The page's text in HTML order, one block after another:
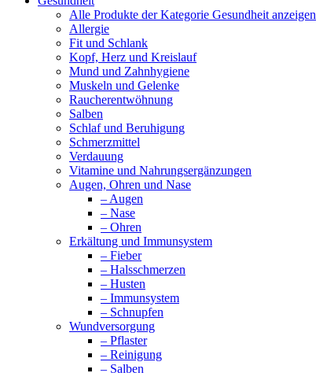
Alle Produkte der Kategorie Gesundheit anzeigen
Allergie
Fit und Schlank
Kopf, Herz und Kreislauf
Mund und Zahnhygiene
Muskeln und Gelenke
Raucherentwöhnung
Salben
Schlaf und Beruhigung
Schmerzmittel
Verdauung
Vitamine und Nahrungsergänzungen
Augen, Ohren und Nase
– Augen
– Nase
– Ohren
Erkältung und Immunsystem
– Fieber
– Halsschmerzen
– Husten
– Immunsystem
– Schnupfen
Wundversorgung
– Pflaster
– Reinigung
– Salben